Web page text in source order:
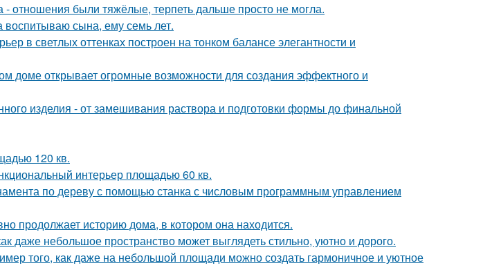
отношения были тяжёлые, терпеть дальше просто не могла.
сына, ему семь лет.
в светлых оттенках построен на тонком балансе элегантности и
доме открывает огромные возможности для создания эффектного и
изделия - от замешивания раствора и подготовки формы до финальной
120 кв.
интерьер площадью 60 кв.
по дереву с помощью станка с числовым программным управлением
продолжает историю дома, в котором она находится.
даже небольшое пространство может выглядеть стильно, уютно и дорого.
того, как даже на небольшой площади можно создать гармоничное и уютное